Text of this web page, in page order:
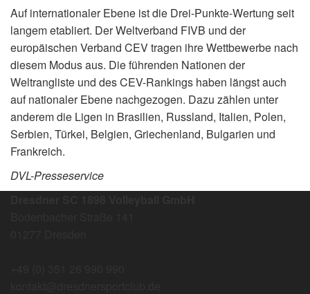
Auf internationaler Ebene ist die Drei-Punkte-Wertung seit
langem etabliert. Der Weltverband FIVB und der
europäischen Verband CEV tragen ihre Wettbewerbe nach
diesem Modus aus. Die führenden Nationen der
Weltrangliste und des CEV-Rankings haben längst auch
auf nationaler Ebene nachgezogen. Dazu zählen unter
anderem die Ligen in Brasilien, Russland, Italien, Polen,
Serbien, Türkei, Belgien, Griechenland, Bulgarien und
Frankreich.
DVL-Presseservice